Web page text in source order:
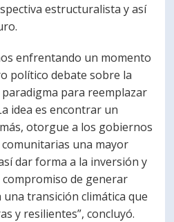
estructuralista y así
enfrentando un momento
político debate sobre la
para reemplazar
idea es encontrar un
otorgue a los gobiernos
una mayor
dar forma a la inversión y
de generar
transición climática que
y resilientes”, concluyó.